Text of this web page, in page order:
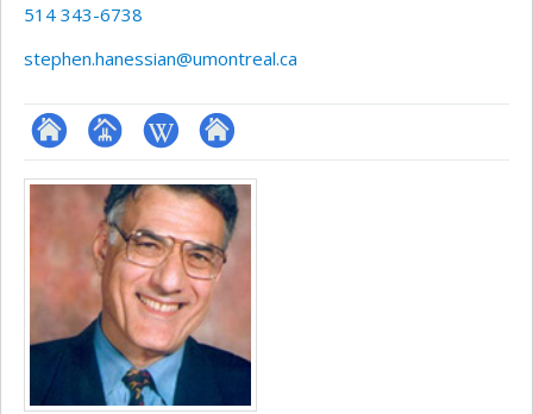
514 343-6738
stephen.hanessian@umontreal.ca
ResearchGate
Page
professionnelle
(faculté,département,école)
Wiki
Autre
site
web
Médias